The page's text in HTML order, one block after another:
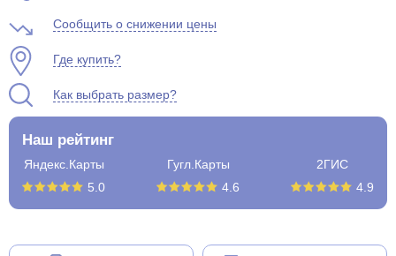
Сообщить о снижении цены
Где купить?
Как выбрать размер?
Наш рейтинг
Яндекс.Карты
5.0
Гугл.Карты
4.6
2ГИС
4.9